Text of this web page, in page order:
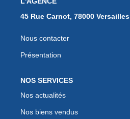
45 Rue Carnot, 78000 Versailles
Nous contacter
Présentation
NOS SERVICES
Nos actualités
Nos biens vendus